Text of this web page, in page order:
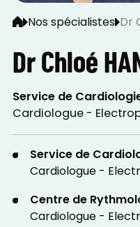
Nos spécialistes Dr
Dr Chloé
Service de
Cardiologue -
Service de
Cardiologue -
Centre de
Cardiologue -